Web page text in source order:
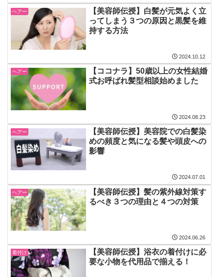
ヘアー
【美容師伝授】白髪が元気よく立
ってしまう３つの原因と黒髪を維
持する方法
2024.10.12
ヘアー
【ココナラ】50歳以上の女性結婚
式お呼ばれ髪型相談始めました
2024.08.23
ヘアー
【美容師伝授】美容院での白髪染
めの頻度と気になる髪や頭皮への
影響
2024.07.01
ヘアー
【美容師伝授】髪の紫外線対策す
るべき３つの理由と４つの対策
2024.06.26
着付け
【美容師伝授】浴衣の着付けに必
要な小物を代用品で揃える！